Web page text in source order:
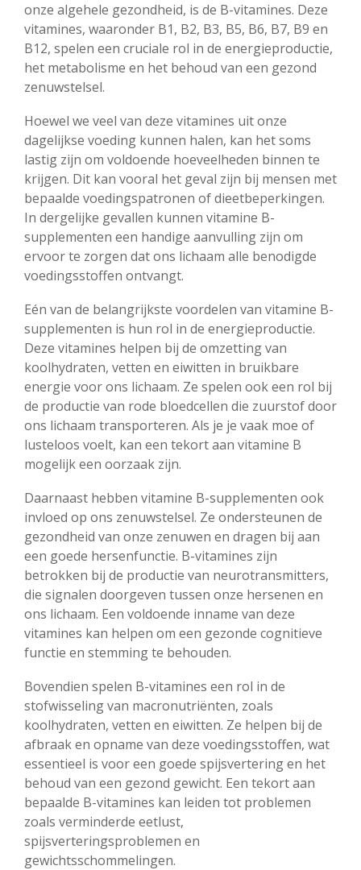
onze algehele gezondheid, is de B-vitamines. Deze
vitamines, waaronder B1, B2, B3, B5, B6, B7, B9 en
B12, spelen een cruciale rol in de energieproductie,
het metabolisme en het behoud van een gezond
zenuwstelsel.
Hoewel we veel van deze vitamines uit onze
dagelijkse voeding kunnen halen, kan het soms
lastig zijn om voldoende hoeveelheden binnen te
krijgen. Dit kan vooral het geval zijn bij mensen met
bepaalde voedingspatronen of dieetbeperkingen.
In dergelijke gevallen kunnen vitamine B-
supplementen een handige aanvulling zijn om
ervoor te zorgen dat ons lichaam alle benodigde
voedingsstoffen ontvangt.
Eén van de belangrijkste voordelen van vitamine B-
supplementen is hun rol in de energieproductie.
Deze vitamines helpen bij de omzetting van
koolhydraten, vetten en eiwitten in bruikbare
energie voor ons lichaam. Ze spelen ook een rol bij
de productie van rode bloedcellen die zuurstof door
ons lichaam transporteren. Als je je vaak moe of
lusteloos voelt, kan een tekort aan vitamine B
mogelijk een oorzaak zijn.
Daarnaast hebben vitamine B-supplementen ook
invloed op ons zenuwstelsel. Ze ondersteunen de
gezondheid van onze zenuwen en dragen bij aan
een goede hersenfunctie. B-vitamines zijn
betrokken bij de productie van neurotransmitters,
die signalen doorgeven tussen onze hersenen en
ons lichaam. Een voldoende inname van deze
vitamines kan helpen om een gezonde cognitieve
functie en stemming te behouden.
Bovendien spelen B-vitamines een rol in de
stofwisseling van macronutriënten, zoals
koolhydraten, vetten en eiwitten. Ze helpen bij de
afbraak en opname van deze voedingsstoffen, wat
essentieel is voor een goede spijsvertering en het
behoud van een gezond gewicht. Een tekort aan
bepaalde B-vitamines kan leiden tot problemen
zoals verminderde eetlust,
spijsverteringsproblemen en
gewichtsschommelingen.